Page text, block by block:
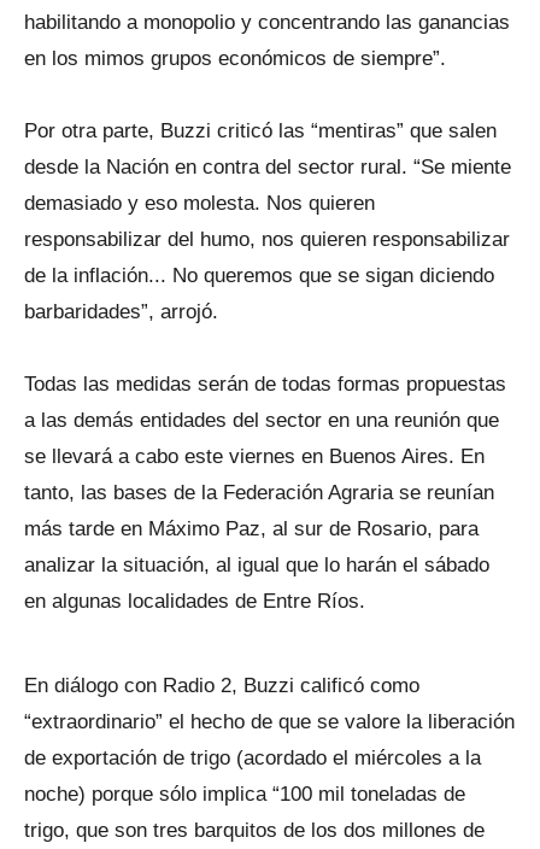
habilitando a monopolio y concentrando las ganancias
en los mimos grupos económicos de siempre”.
Por otra parte, Buzzi criticó las “mentiras” que salen
desde la Nación en contra del sector rural. “Se miente
demasiado y eso molesta. Nos quieren
responsabilizar del humo, nos quieren responsabilizar
de la inflación... No queremos que se sigan diciendo
barbaridades”, arrojó.
Todas las medidas serán de todas formas propuestas
a las demás entidades del sector en una reunión que
se llevará a cabo este viernes en Buenos Aires. En
tanto, las bases de la Federación Agraria se reunían
más tarde en Máximo Paz, al sur de Rosario, para
analizar la situación, al igual que lo harán el sábado
en algunas localidades de Entre Ríos.
En diálogo con Radio 2, Buzzi calificó como
“extraordinario” el hecho de que se valore la liberación
de exportación de trigo (acordado el miércoles a la
noche) porque sólo implica “100 mil toneladas de
trigo, que son tres barquitos de los dos millones de